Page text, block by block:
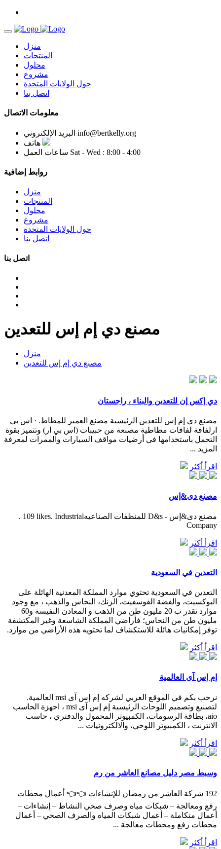
منزل
المنتجات
محلول
مشروع
حول الولايات المتحدة
اتصل بنا
معلومات الاتصال
البريد الإلكتروني info@bertkelly.org
هاتف
ساعات العمل Sat - Wed : 8:00 - 4:00
روابط إضافية
منزل
المنتجات
محلول
مشروع
حول الولايات المتحدة
اتصل بنا
اتصل بنا
مصنع دي إم إس للتعدين
منزل
مصنع دي إم إس للتعدين
دي إكس إن للتعدين والبناء ، راجستان
مصنع دي إم إس للتعدين الرئيسية مصنع العمير للمطاط. · اس بى
ارلفافة لفافات مطاطية مصنعة من حبيبات (اس بي ار) وتتميز بقوة
التحمل باستخدامها فى أرضيات مواقف السيارات والممرات لمعرفة
المزيد ...
اقرأ أكثر
مصنع دى&إس
‎مصنع دى&إس - D&s للمنظفات الصناعيه‎. 109 likes. Industrial
Company
اقرأ أكثر
التعدين في السعودية
التعدين في السعودية تحتوي موارد المملكة المعدنية الهائلة على
البوكسيت، والفضة الفوسفيت، الزنك، النحاس والذهب ، مع وجود
موارد تقدر ب 20 مليون طن من الذهب و المعادن النفيسة و60
مليون طن من النحاس؛ فأراضي المملكة الشاسعة وغير المكتشفة
توفر إمكانيات هائلة للاستكشاف لما تحتويه هذه الأراضي من موارد.
اقرأ أكثر
إم إس آى العالمية
نرحب بكم في الموقع العربي لشركه إم إس آى msi العالمية.
لتصنيع وتصميم اللوحات الرئيسية إم إس آى msi ، اجهزة الحاسب
aio، بطاقة الرسومات، الكمبيوتر المحمول والدفتري ، حاسب
الانترنت ، الكمبيوتر اللوحي، والالكترونيات ...
اقرأ أكثر
وسيط مصر دليل مصانع العاشر من رم
192 شركة العاشر من رمضان للإنشاءات 👈👈 أعمال محطات
رفع ومعالجة – شبكات مياه وصرف صحي النشاط – إنشاءات –
أعمال متكاملة – أعمال شبكات المياه والصرف الصحي – أعمال
محطات رفع ومحطات معالجة ...
اقرأ أكثر